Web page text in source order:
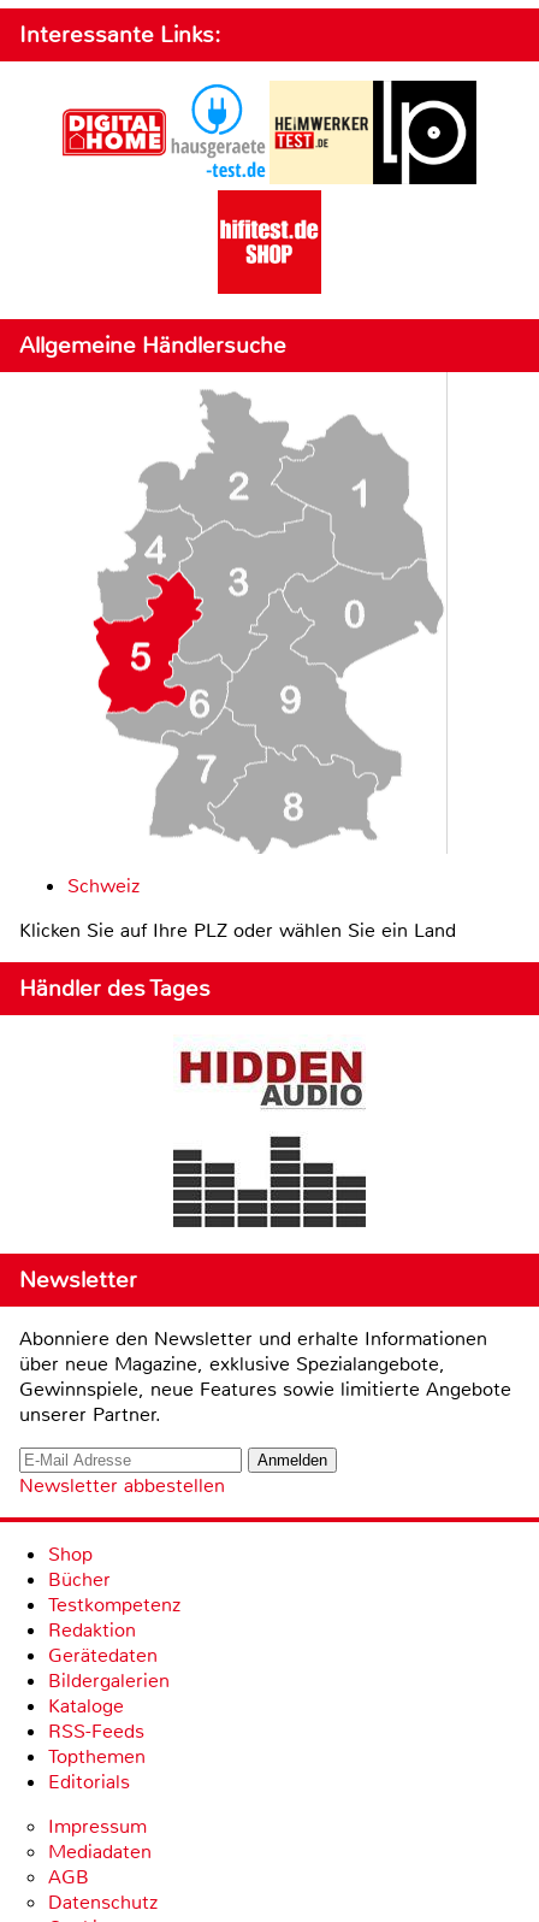
Interessante Links:
Allgemeine Händlersuche
Schweiz
Klicken Sie auf Ihre PLZ oder wählen Sie ein Land
Händler des Tages
Newsletter
Abonniere den Newsletter und erhalte Informationen
über neue Magazine, exklusive Spezialangebote,
Gewinnspiele, neue Features sowie limitierte Angebote
unserer Partner.
Newsletter abbestellen
Shop
Bücher
Testkompetenz
Redaktion
Gerätedaten
Bildergalerien
Kataloge
RSS-Feeds
Topthemen
Editorials
Impressum
Mediadaten
AGB
Datenschutz